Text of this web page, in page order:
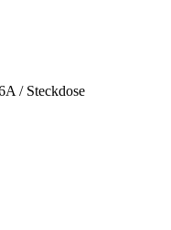
/ Steckdose